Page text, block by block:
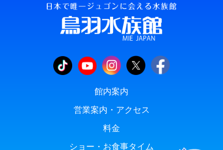
館内案内
営業案内・アクセス
料金
ショー・お食事タイム